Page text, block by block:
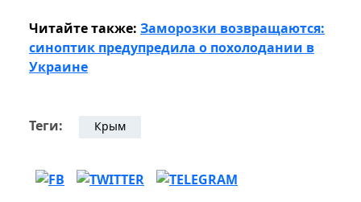
Читайте также: Заморозки возвращаются:
синоптик предупредила о похолодании в
Украине
Теги: Крым